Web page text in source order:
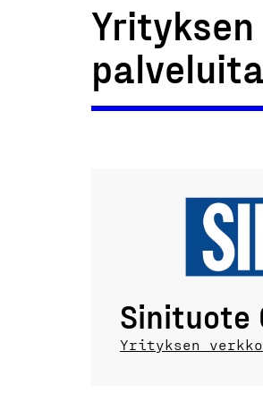
palveluita
Sinituote
Yrityksen